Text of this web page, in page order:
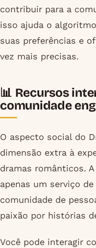
contribuir para a
isso ajuda o
suas preferências e
vez mais precisas.
📊 Recursos
comunidade
O aspecto social do
dimensão extra à
dramas românticos.
apenas um serviço
comunidade de
paixão por histórias
Você pode interagir